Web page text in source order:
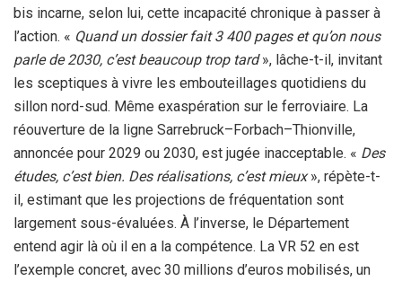
bis incarne, selon lui, cette incapacité chronique à passer à
l’action. « Quand un dossier fait 3 400 pages et qu’on nous
parle de 2030, c’est beaucoup trop tard», lâche-t-il, invitant
les sceptiques à vivre les embouteillages quotidiens du
sillon nord-sud. Même exaspération sur le ferroviaire. La
réouverture de la ligne Sarrebruck–Forbach–Thionville,
annoncée pour 2029 ou 2030, est jugée inacceptable. « Des
études, c’est bien. Des réalisations, c’est mieux», répète-t-
il, estimant que les projections de fréquentation sont
largement sous-évaluées. À l’inverse, le Département
entend agir là où il en a la compétence. La VR 52 en est
l’exemple concret, avec 30 millions d’euros mobilisés, un